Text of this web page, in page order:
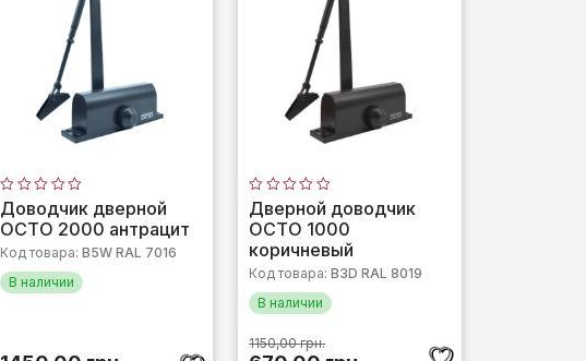
Оценка
0
из
Доводчик дверной
OCTO 2000 антрацит
Код товара:B5W RAL 7016
В наличии
Оценка
0
из
Дверной доводчик
OCTO 1000
коричневый
Код товара:B3D RAL 8019
В наличии
1150,00грн.